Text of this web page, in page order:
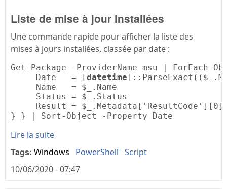
Liste de mise à jour installées
Une commande rapide pour afficher la liste des
mises à jours installées, classée par date :
Get-Package -ProviderName msu | ForEach-
     Date   = [
datetime
     Name   = $_.Name
     Status = $_.Status
     Result = $_.Metadata['ResultCode'][0]
} } | Sort-Object -Property Date
Lire la suite
Tags: Windows PowerShell Script
10/06/2020 - 07:47